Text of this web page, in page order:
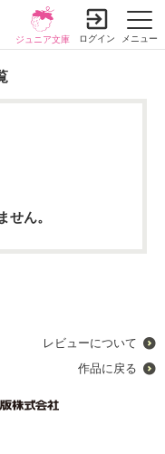
メニュー
ジュニア文庫 ログイン
せん。
レビューについて
作品に戻る